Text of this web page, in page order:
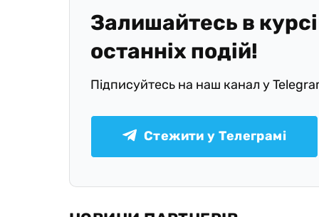
Залишайтесь в курсі
останніх подій!
Підписуйтесь на наш канал у
Стежити у Телеграмі